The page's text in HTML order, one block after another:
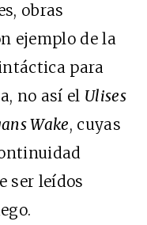
obras
ejemplo de la
para
no así el Ulises
Wake, cuyas
ser leídos